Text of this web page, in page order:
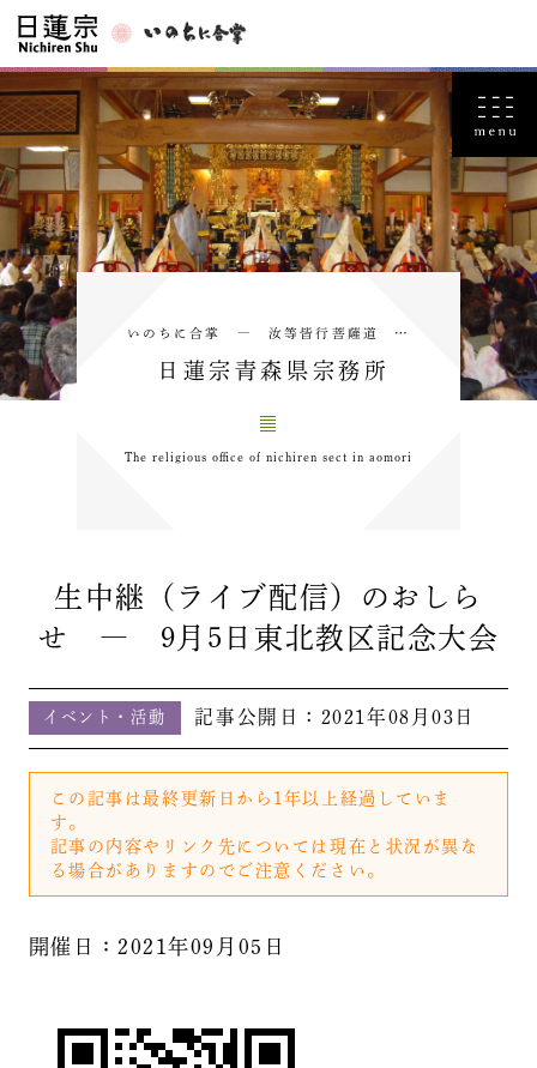
いのちに合掌 ― 汝等皆行菩薩道 …
日蓮宗青森県宗務所
The religious office of nichiren sect in aomori
生中継（ライブ配信）のおしら
せ ― 9月5日東北教区記念大会
イベント・活動 記事公開日： 2021年08月03日
この記事は最終更新日から1年以上経過していま
す。
記事の内容やリンク先については現在と状況が異な
る場合がありますのでご注意ください。
開催日：2021年09月05日